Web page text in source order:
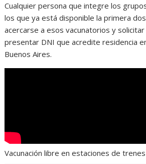
Cualquier persona que integre los
los que ya está disponible la primera
acercarse a esos vacunatorios y solicitar
presentar DNI que acredite residencia
Buenos Aires.
Vacunación libre en estaciones de trenes